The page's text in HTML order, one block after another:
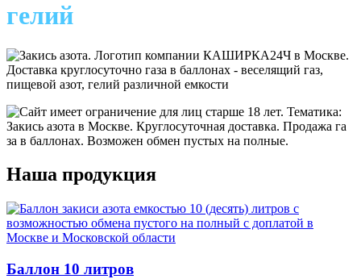
гелий
Наша продукция
Баллон 10 литров